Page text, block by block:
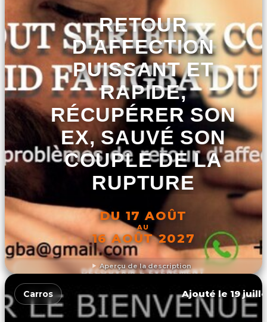
Aperçu de la description
RETOUR
D'AFFECTION
PUISSANT ET
RAPIDE,
RÉCUPÉRER SON
EX, SAUVÉ SON
COUPLE DE LA
RUPTURE
DU 17 AOÛT
AU
16 AOÛT 2027
DÉCOUVRIR L'ÉVÉNEMENT
Carros Ajouté le 19